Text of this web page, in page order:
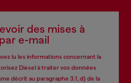
des mises à
e-mail
lu les informations concernant la
Diesel à traiter vos données
décrit au paragraphe 3.1, d) de la